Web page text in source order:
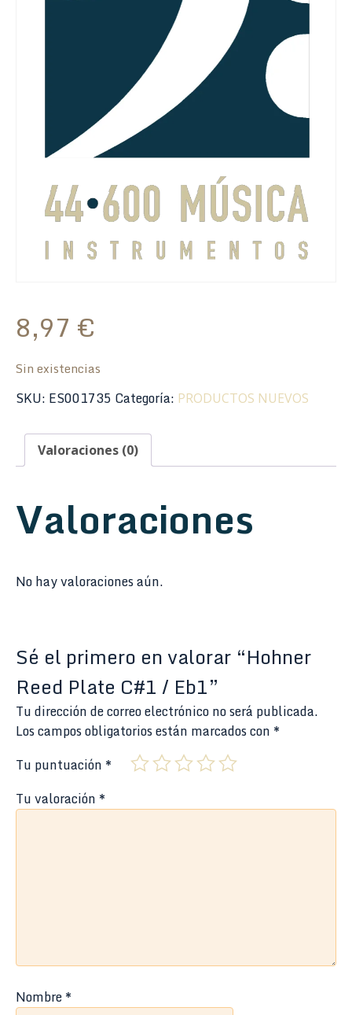
8,97 €
Sin existencias
SKU: ES001735 Categoría: PRODUCTOS NUEVOS
Valoraciones (0)
Valoraciones
No hay valoraciones aún.
Sé el primero en valorar “Hohner
Reed Plate C#1 / Eb1”
Tu dirección de correo electrónico no será publicada.
Los campos obligatorios están marcados con *
Tu puntuación *
Tu valoración *
Nombre*